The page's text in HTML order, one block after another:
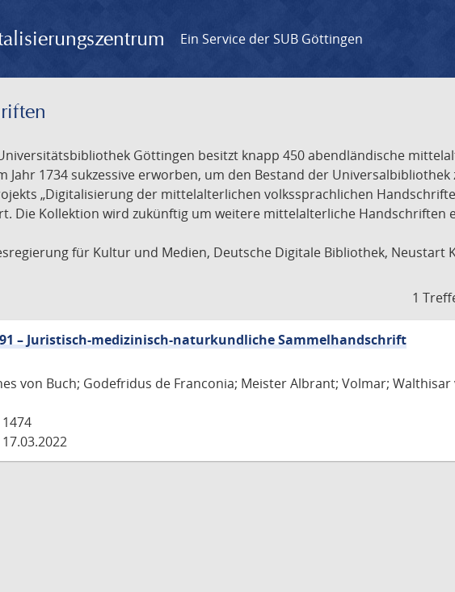
Ein Service der SUB Göttingen
Göttingen besitzt knapp 450 abendländische
1734 sukzessive erworben, um den Bestand der
„Digitalisierung der mittelalterlichen volkssprachlichen
Die Kollektion wird zukünftig um weitere mittelalterliche Handschriften
für Kultur und Medien, Deutsche Digitale Bibliothek, Neustart
1
– Juristisch-medizinisch-naturkundliche Sammelhandschrift
von Buch; Godefridus de Franconia; Meister Albrant; Volmar;
1474
17.03.2022